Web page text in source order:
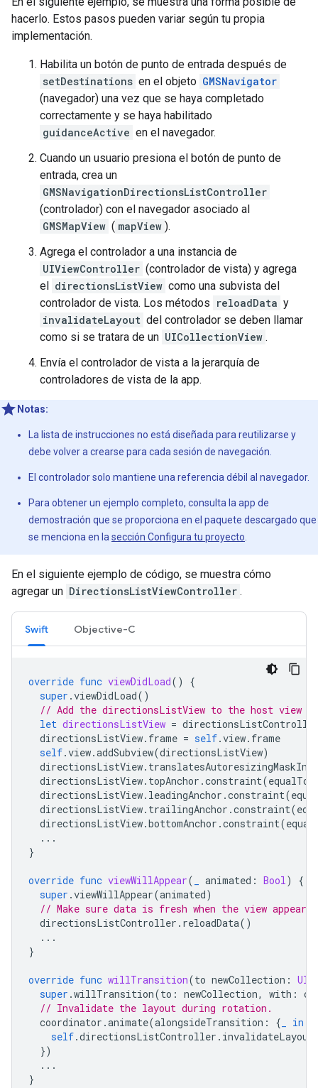
hacerlo. Estos pasos pueden variar según tu propia
implementación.
Habilita un botón de punto de entrada después de
setDestinations en el objeto GMSNavigator
(navegador) una vez que se haya completado
correctamente y se haya habilitado
guidanceActive en el navegador.
Cuando un usuario presiona el botón de punto de
entrada, crea un
GMSNavigationDirectionsListController
(controlador) con el navegador asociado al
GMSMapView ( mapView ).
Agrega el controlador a una instancia de
UIViewController (controlador de vista) y agrega
el
directionsListView como una subvista del
controlador de vista. Los métodos reloadData y
invalidateLayout del controlador se deben llamar
como si se tratara de un UICollectionView .
Envía el controlador de vista a la jerarquía de
controladores de vista de la app.
Notas:
La lista de instrucciones no está diseñada para reutilizarse y
debe volver a crearse para cada sesión de navegación.
El controlador solo mantiene una referencia débil al navegador.
Para obtener un ejemplo completo, consulta la app de
demostración que se proporciona en el paquete descargado que
se menciona en lasección Configura tu proyecto.
En el siguiente ejemplo de código, se muestra cómo
agregar un DirectionsListViewController .
Swift Objective-C
override func viewDidLoad()
{
super .viewDidLoad()
// Add the directionsListView to the host view
let directionsListView =
directionsListView. frame = self.view. frame
self.view.addSubview(directionsListView)
directionsListView.
directionsListView. topAnchor .constraint(equalTo
directionsListView. leadingAnchor .constraint(
directionsListView. trailingAnchor .constraint(
directionsListView.bottomAnchor .constraint(
...
}
override func viewWillAppear( animated : Bool)
{
super .viewWillAppear(animated)
// Make sure data is fresh when the view appears.
directionsListController . reloadData()
...
}
override func willTransition(to newCollection :
super .willTransition(to : newCollection, with :
// Invalidate the layout during rotation.
coordinator .animate(alongsideTransition : {
in
self.directionsListController . invalidateLayout
})
...
}